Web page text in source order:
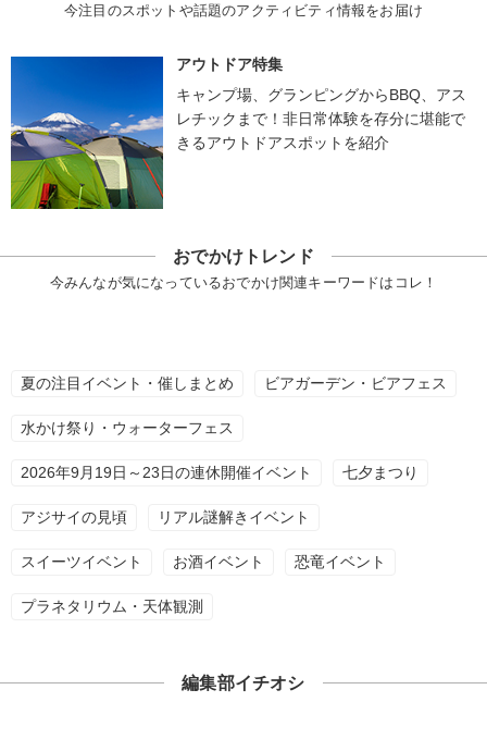
今注目のスポットや話題のアクティビティ情報をお届け
アウトドア特集
キャンプ場、グランピングからBBQ、アス
レチックまで！非日常体験を存分に堪能で
きるアウトドアスポットを紹介
おでかけトレンド
今みんなが気になっているおでかけ関連キーワードはコレ！
夏の注目イベント・催しまとめ ビアガーデン・ビアフェス
水かけ祭り・ウォーターフェス
2026年9月19日～23日の連休開催イベント 七夕まつり
アジサイの見頃 リアル謎解きイベント
スイーツイベント お酒イベント 恐竜イベント
プラネタリウム・天体観測
編集部イチオシ